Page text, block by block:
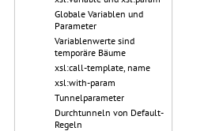
Globale Variablen und
Parameter
Variablenwerte sind
temporäre Bäume
xsl:call-template, name
xsl:with-param
Tunnelparameter
Durchtunneln von Default-
Regeln